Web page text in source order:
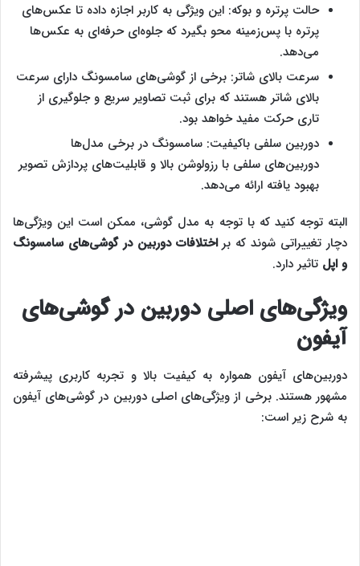
حالت پرتره و بوکه: این ویژگی به کاربر اجازه داده تا عکس‌های
پرتره با پس‌زمینه محو بگیرد که جلوه‌ای حرفه‌ای به عکس‌ها
می‌دهد.
سرعت بالای شاتر: برخی از گوشی‌های سامسونگ دارای سرعت
بالای شاتر هستند که برای ثبت تصاویر سریع و جلوگیری از
تاری حرکت مفید خواهد بود.
دوربین سلفی باکیفیت: سامسونگ در برخی مدل‌ها
دوربین‌های سلفی با رزولوشن بالا و قابلیت‌های پردازش تصویر
بهبود یافته ارائه می‌دهد.
البته توجه کنید که با توجه به مدل گوشی، ممکن است این ویژگی‌ها
دچار تغییراتی شوند که براختلافات دوربین در گوشی‌‌های سامسونگ
و اپل تاثیر دارد.
ویژگی‌‌های اصلی دوربین در گوشی‌‌های
آیفون
دوربین‌های آیفون همواره به کیفیت بالا و تجربه کاربری پیشرفته
مشهور هستند. برخی از ویژگی‌های اصلی دوربین در گوشی‌های آیفون
به شرح زیر است: